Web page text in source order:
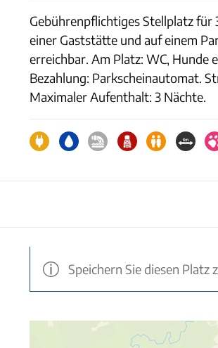
Gebührenpflichtiges Stellplatz für
einer Gaststätte und auf einem
erreichbar. Am Platz: WC, Hunde
Bezahlung: Parkscheinautomat.
Maximaler Aufenthalt: 3 Nächte.
Speichern Sie diesen